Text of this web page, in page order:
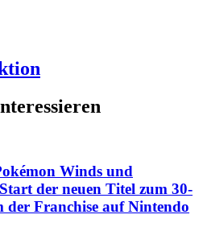
Winds und
der neuen Titel zum 30-
Franchise auf Nintendo